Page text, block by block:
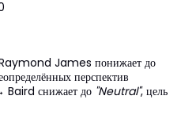
James понижает до
перспектив
Baird снижает до "Neutral", цель